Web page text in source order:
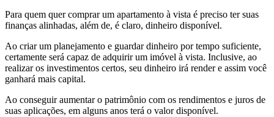
Para quem quer comprar um apartamento à vista é preciso ter suas
finanças alinhadas, além de, é claro, dinheiro disponível.
Ao criar um planejamento e guardar dinheiro por tempo suficiente,
certamente será capaz de adquirir um imóvel à vista. Inclusive, ao
realizar os investimentos certos, seu dinheiro irá render e assim você
ganhará mais capital.
Ao conseguir aumentar o patrimônio com os rendimentos e juros de
suas aplicações, em alguns anos terá o valor disponível.